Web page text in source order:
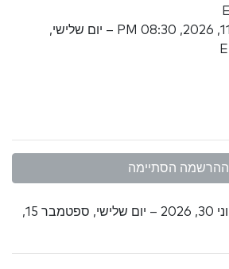
יום שלישי, אוגוסט 11, 2026, 08:30 PM – יום שלישי,
ההרשמה הסתיימה
יום שלישי, יוני 30, 2026 – יום שלישי, ספטמבר 15,